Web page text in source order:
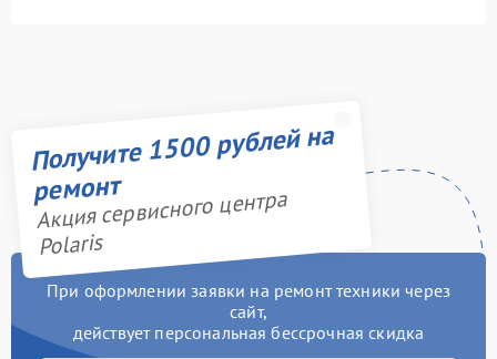
Получите 1500 рублей на
ремонт
Акция сервисного центра
Polaris
При оформлении заявки на ремонт техники через
сайт,
действует персональная бессрочная скидка